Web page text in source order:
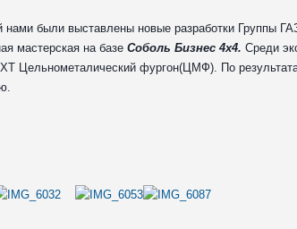
нами были выставлены новые разработки Группы
мастерская на базе Соболь Бизнес 4х4. Среди
Цельнометалический фургон(ЦМФ). По